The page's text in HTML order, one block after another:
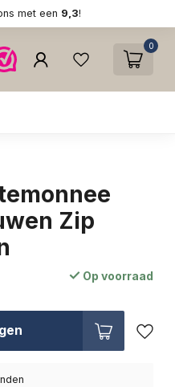
met een 9,3!
0
Zip
Op voorraad